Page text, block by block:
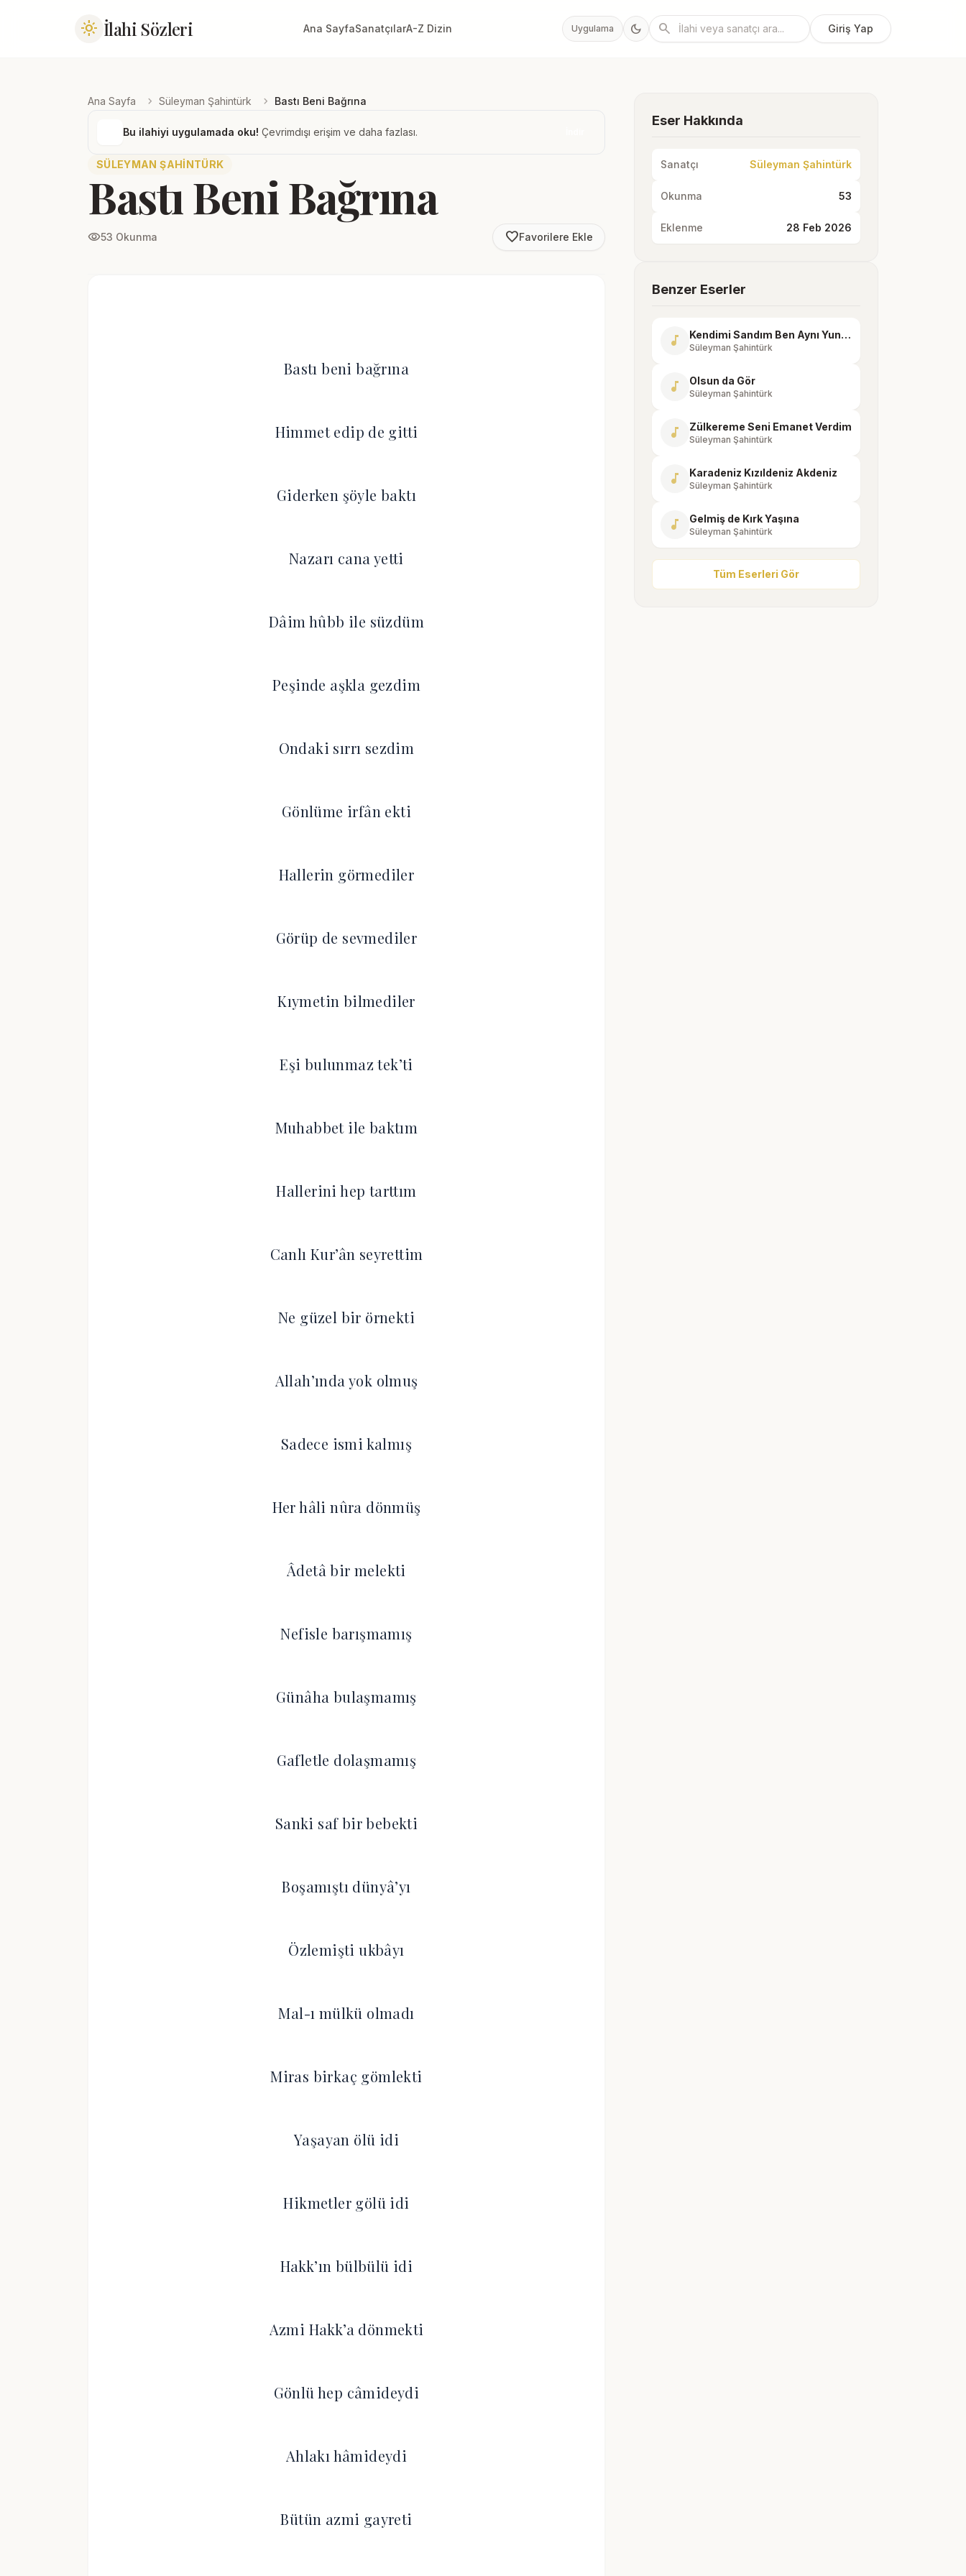
light_mode İlahi Sözleri Ana SayfaSanatçılarA-Z Dizin Uygulama dark_mode search Giriş Yap
Ana Sayfa chevron_right Süleyman Şahintürk chevron_right Bastı Beni Bağrına
Bu ilahiyi uygulamada oku! Çevrimdışı erişim ve daha fazlası.
SÜLEYMAN ŞAHINTÜRK
Bastı Beni Bağrına
visibility53 Okunma favorite_borderFavorilere Ekle
Bastı beni bağrına
Himmet edip de gitti
Giderken şöyle baktı
Nazarı cana yetti
Dâim hûbb ile süzdüm
Peşinde aşkla gezdim
Ondaki sırrı sezdim
Gönlüme irfân ekti
Hallerin görmediler
Görüp de sevmediler
Kıymetin bilmediler
Eşi bulunmaz tek’ti
Muhabbet ile baktım
Hallerini hep tarttım
Canlı Kur’ân seyrettim
Ne güzel bir örnekti
Allah’ında yok olmuş
Sadece ismi kalmış
Her hâli nûra dönmüş
Âdetâ bir melekti
Nefisle barışmamış
Günâha bulaşmamış
Gafletle dolaşmamış
Sanki saf bir bebekti
Boşamıştı dünyâ’yı
Özlemişti ukbâyı
Mal-ı mülkü olmadı
Miras birkaç gömlekti
Yaşayan ölü idi
Hikmetler gölü idi
Hakk’ın bülbülü idi
Azmi Hakk’a dönmekti
Gönlü hep câmideydi
Ahlakı hâmideydi
Bütün azmi gayreti
Eser Hakkında
Sanatçı Süleyman Şahintürk
Okunma 53
Eklenme 28 Feb 2026
Benzer Eserler
music_note Kendimi Sandım Ben Aynı Yunus
Süleyman Şahintürk
music_note Olsun da Gör
Süleyman Şahintürk
music_note Zülkereme Seni Emanet Verdim
Süleyman Şahintürk
music_note Karadeniz Kızıldeniz Akdeniz
Süleyman Şahintürk
music_note Gelmiş de Kırk Yaşına
Süleyman Şahintürk
Tüm Eserleri Gör